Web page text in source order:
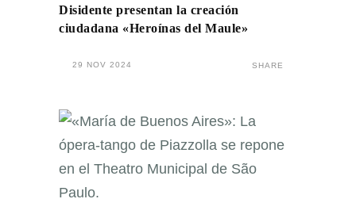
Disidente presentan la creación
ciudadana «Heroínas del Maule»
29 NOV 2024 SHARE